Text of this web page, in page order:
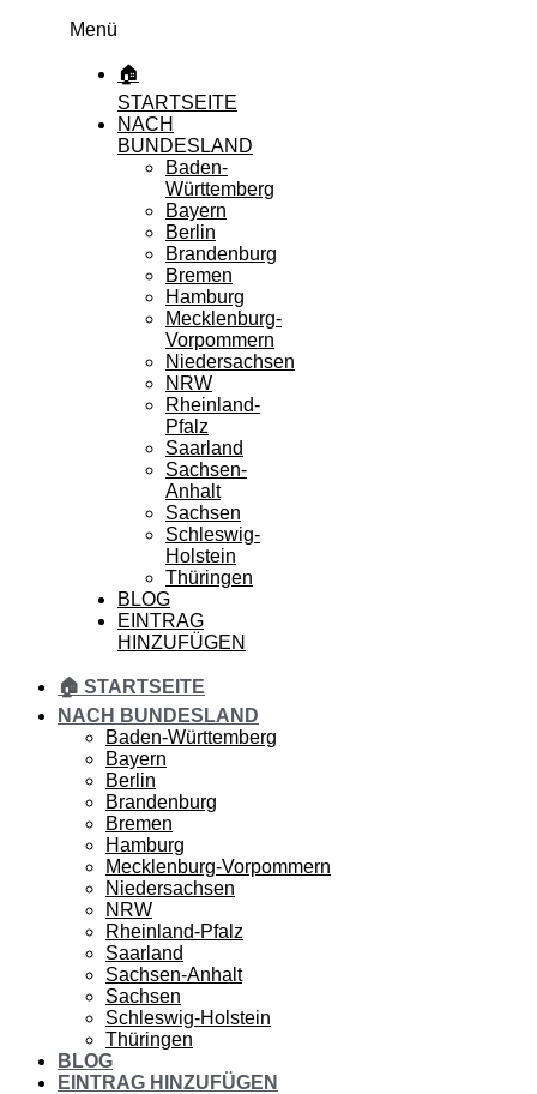
Menü
🏠
STARTSEITE
NACH
BUNDESLAND
Baden-
Württemberg
Bayern
Berlin
Brandenburg
Bremen
Hamburg
Mecklenburg-
Vorpommern
Niedersachsen
NRW
Rheinland-
Pfalz
Saarland
Sachsen-
Anhalt
Sachsen
Schleswig-
Holstein
Thüringen
BLOG
EINTRAG
HINZUFÜGEN
🏠 STARTSEITE
NACH BUNDESLAND
Baden-Württemberg
Bayern
Berlin
Brandenburg
Bremen
Hamburg
Mecklenburg-Vorpommern
Niedersachsen
NRW
Rheinland-Pfalz
Saarland
Sachsen-Anhalt
Sachsen
Schleswig-Holstein
Thüringen
BLOG
EINTRAG HINZUFÜGEN